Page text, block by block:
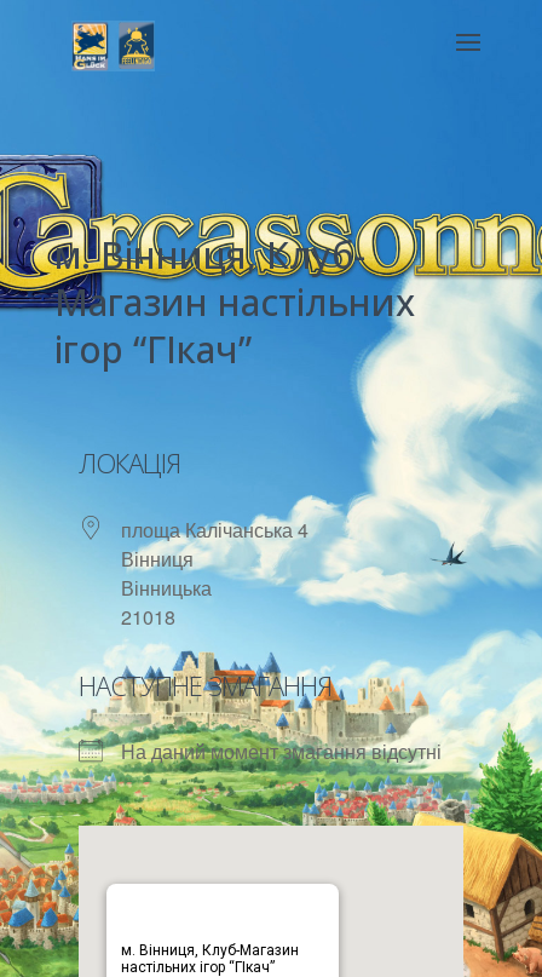
м. Вінниця, Клуб-
Магазин настільних
ігор “ГІкач”
ЛОКАЦІЯ
площа Калічанська 4
Вінниця
Вінницька
21018
НАСТУПНЕ ЗМАГАННЯ
На даний момент змагання відсутні
м. Вінниця, Клуб-Магазин
настільних ігор “ГІкач”